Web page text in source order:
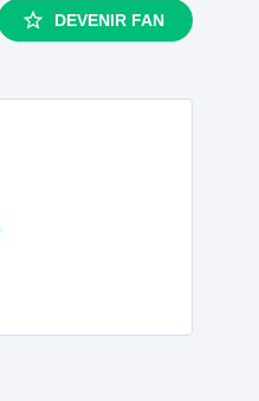
DEVENIR FAN